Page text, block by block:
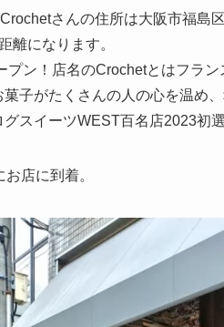
さんの住所は大阪市福島
離になります。
プン！店名のCrochetとはフラ
菓子がたくさんの人の心を温め
スイーツWEST百名店2023初選
店に到着。